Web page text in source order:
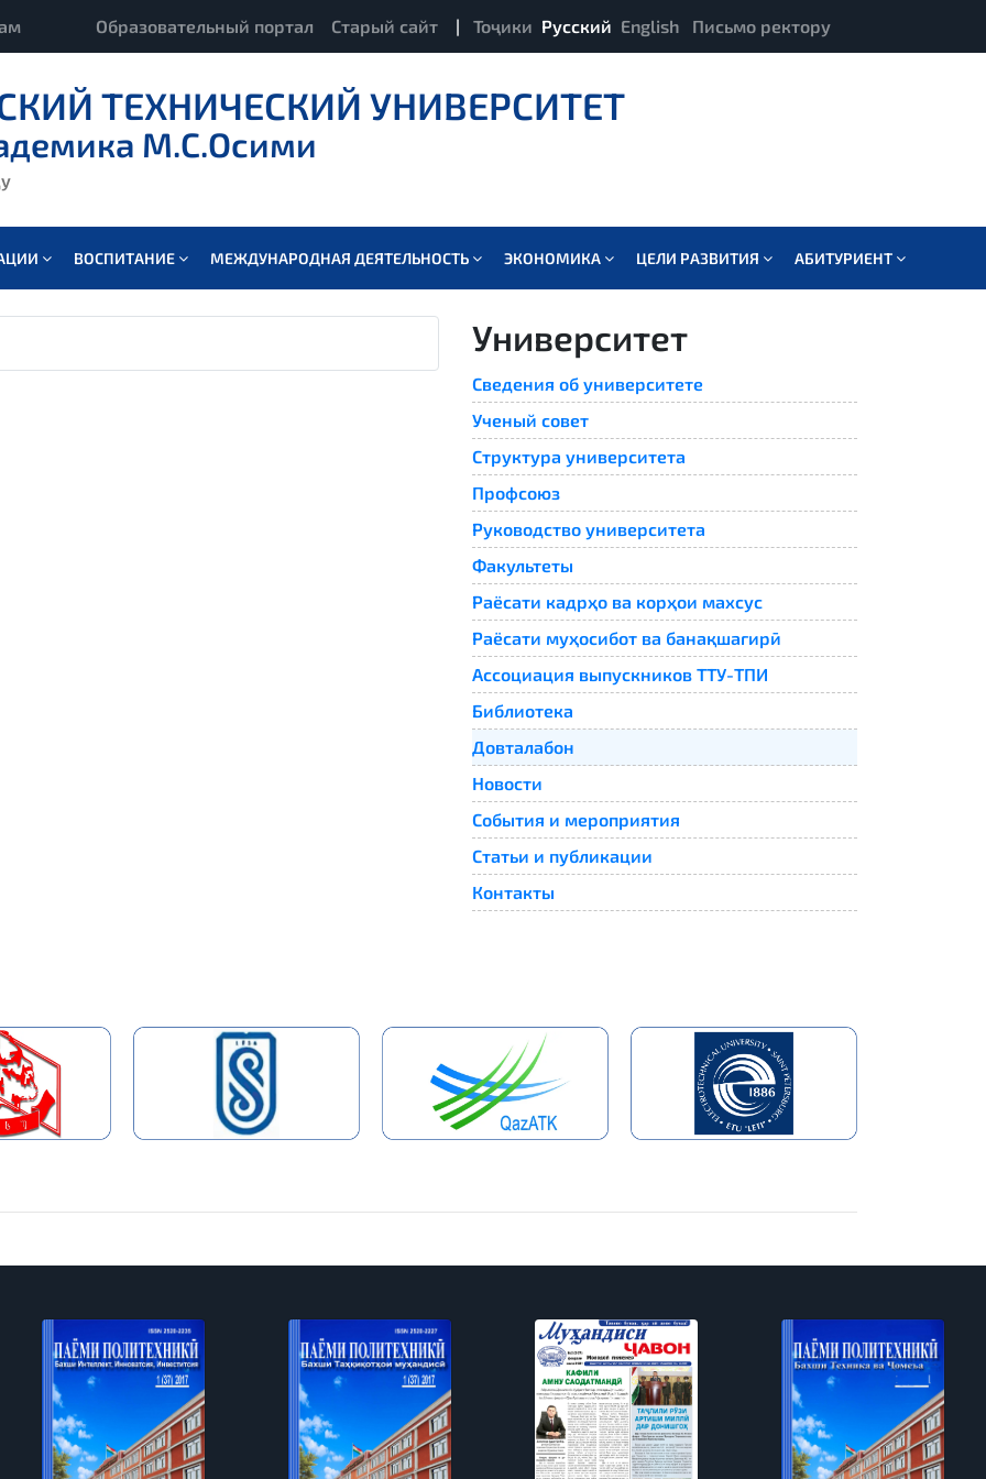
Образовательный портал Старый сайт | Тоҷики Русский English Письмо ректору
ТЕХНИЧЕСКИЙ УНИВЕРСИТЕТ
М.С.Осими
ВОСПИТАНИЕ МЕЖДУНАРОДНАЯ ДЕЯТЕЛЬНОСТЬ ЭКОНОМИКА ЦЕЛИ РАЗВИТИЯ АБИТУРИЕНТ
Университет
Сведения об университете
Ученый совет
Cтруктура университета
Профсоюз
Руководство университета
Факультеты
Раёсати кадрҳо ва корҳои махсус
Раёсати муҳосибот ва банақшагирӣ
Ассоциация выпускников ТТУ-ТПИ
Библиотека
Довталабон
Новости
События и мероприятия
Статьи и публикации
Контакты